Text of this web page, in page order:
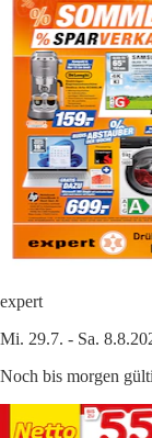
expert
Mi. 29.7. - Sa.
Noch bis morgen